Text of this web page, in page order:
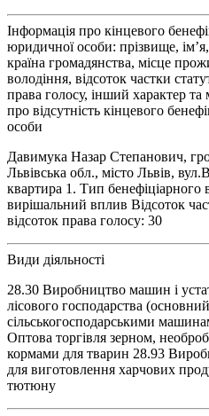
Інформація про кінцевого
юридичної особи: прізвище, ім’я,
країна громадянства, місце
володіння, відсоток частки
права голосу, інший характер та
про відсутність кінцевого
особи
Давимука Назар Степанович,
Львівська обл., місто Львів,
квартира 1. Тип
вирішальний вплив Відсоток
відсоток права голосу: 30
Види діяльності
28.30 Виробництво машин і
лісового господарства
сільськогосподарськими
Оптова торгівля зерном,
кормами для тварин 28.93
для виготовлення харчових
тютюну